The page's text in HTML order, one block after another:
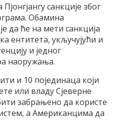
санкције због
Обамина
да ће на мети санкција
ентитета, укључујући и
и једног
наоружања.
и 10 појединаца који
или владу Сјеверне
забрањено да користе
а Американцима да